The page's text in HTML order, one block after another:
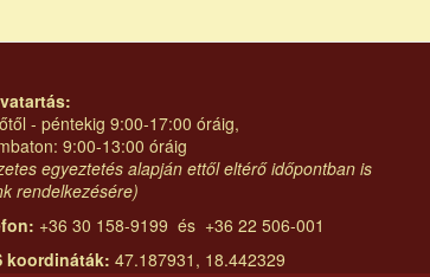
- péntekig 9:00-17:00 óráig,
9:00-13:00 óráig
egyeztetés alapján ettől eltérő időpontban is
rendelkezésére)
+36 30 158-9199 és +36 22 506-001
koordináták: 47.187931, 18.442329